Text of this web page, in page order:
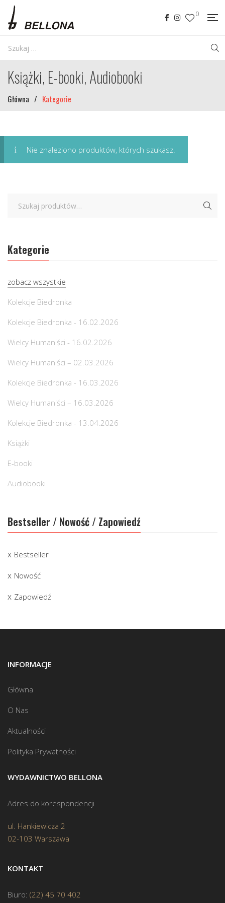
0
Książki, E-booki, Audiobooki
Główna / Kategorie
Nie znaleziono produktów, których szukasz.
Kategorie
zobacz wszystkie
Kolekcje Biedronka
Kolekcje Biedronka - 16.02.2026
Wielcy Humaniści - 16.02.2026
Wielcy Humaniści – 02.03.2026
Kolekcje Biedronka - 16.03.2026
Wielcy Humaniści – 16.03.2026
Kolekcje Biedronka - 13.04.2026
Książki
E-booki
Audiobooki
Bestseller / Nowość / Zapowiedź
Bestseller
Nowość
Zapowiedź
INFORMACJE
Główna
O Nas
Aktualności
Polityka Prywatności
WYDAWNICTWO BELLONA
Adres do korespondencji
ul. Hankiewicza 2
02-103 Warszawa
KONTAKT
Biuro: (22) 45 70 402